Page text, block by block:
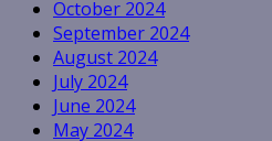
October 2024
September 2024
August 2024
July 2024
June 2024
May 2024